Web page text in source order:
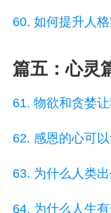
60. 如何提升人格
篇五：心灵
61. 物欲和贪婪
62. 感恩的心可
63. 为什么人类
64. 为什么人生